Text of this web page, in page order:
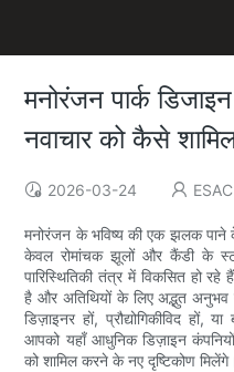
मनोरंजन पार्क
नवाचार को कैसे
2026-03-24 ESAC
मनोरंजन के भविष्य की एक झलक पाने
केवल रोमांचक झूलों और कैंडी के
पारिस्थितिकी तंत्र में विकसित हो रहे
है और अतिथियों के लिए अद्भुत अनुभव
डिज़ाइनर हों, प्रौद्योगिकीविद हों,
आपको यहाँ आधुनिक डिज़ाइन कंपनियों
को शामिल करने के नए दृष्टिकोण मिलेंगे।